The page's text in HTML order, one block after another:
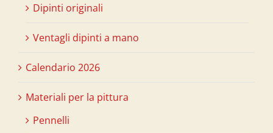
Dipinti originali
Ventagli dipinti a mano
Calendario 2026
Materiali per la pittura
Pennelli